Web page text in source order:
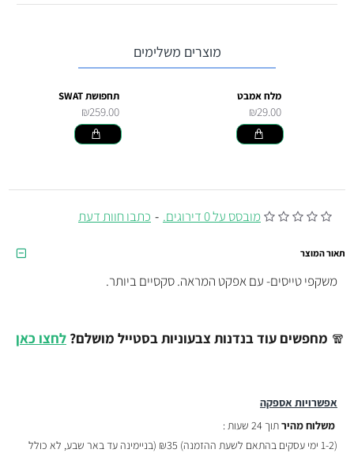
מובסס על 0 דירוגים. - כתבו חוות דעת
מוצרים משלימים
מלח אמבט
₪29.00
תחפושת SWAT
₪259.00
אפשרויות אספקה
משלוח מהירתוך 24 שעות :
(1-2 ימי עסקים בהתאם לשעת ההזמנה)
₪35 (בניימינה עד באר שבע, לא כולל
🧣 מחפשים עוד בנדנות צבעוניות בסטייל מושלם? לחצו כאן
תאור המוצר
משקפי טייסים- עם אפקט המראה. סקסיים ביותר.